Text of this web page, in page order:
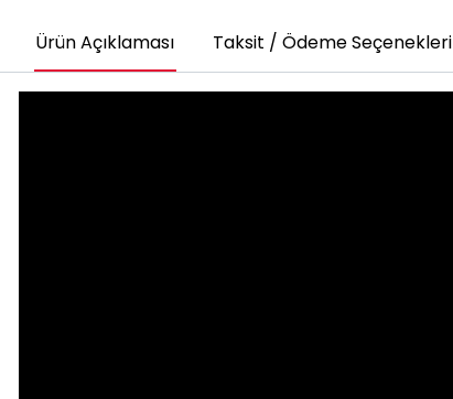
Ürün Açıklaması Taksit / Ödeme Seçenekleri